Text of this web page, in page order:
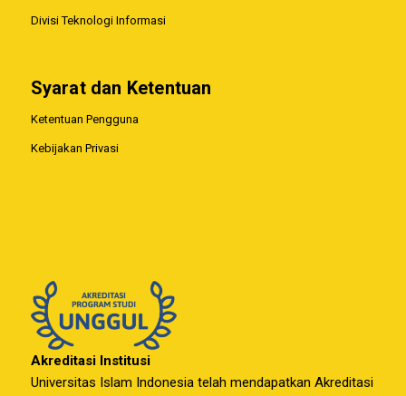
Divisi Teknologi Informasi
Syarat dan Ketentuan
Ketentuan Pengguna
Kebijakan Privasi
Akreditasi Institusi
Universitas Islam Indonesia telah mendapatkan Akreditasi